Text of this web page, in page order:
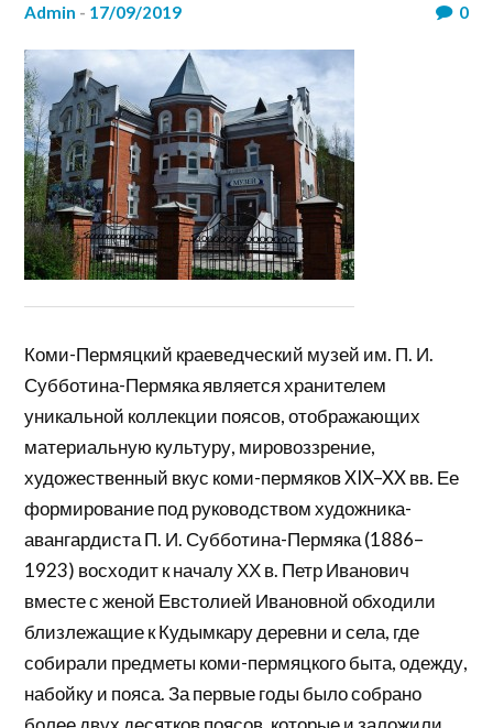
admin - 17/09/2019 0
Коми-Пермяцкий краеведческий музей им. П. И.
Субботина-Пермяка является хранителем
уникальной коллекции поясов, отображающих
материальную культуру, мировоззрение,
художественный вкус коми-пермяков XIX–XX вв. Ее
формирование под руководством художника-
авангардиста П. И. Субботина-Пермяка (1886–
1923) восходит к началу ХХ в. Петр Иванович
вместе с женой Евстолией Ивановной обходили
близлежащие к Кудымкару деревни и села, где
собирали предметы коми-пермяцкого быта, одежду,
набойку и пояса. За первые годы было собрано